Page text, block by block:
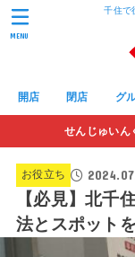
千住で
開店 閉店 グ
MENU
せんじゅいん
お役立ち
【必見】北千
法とスポット